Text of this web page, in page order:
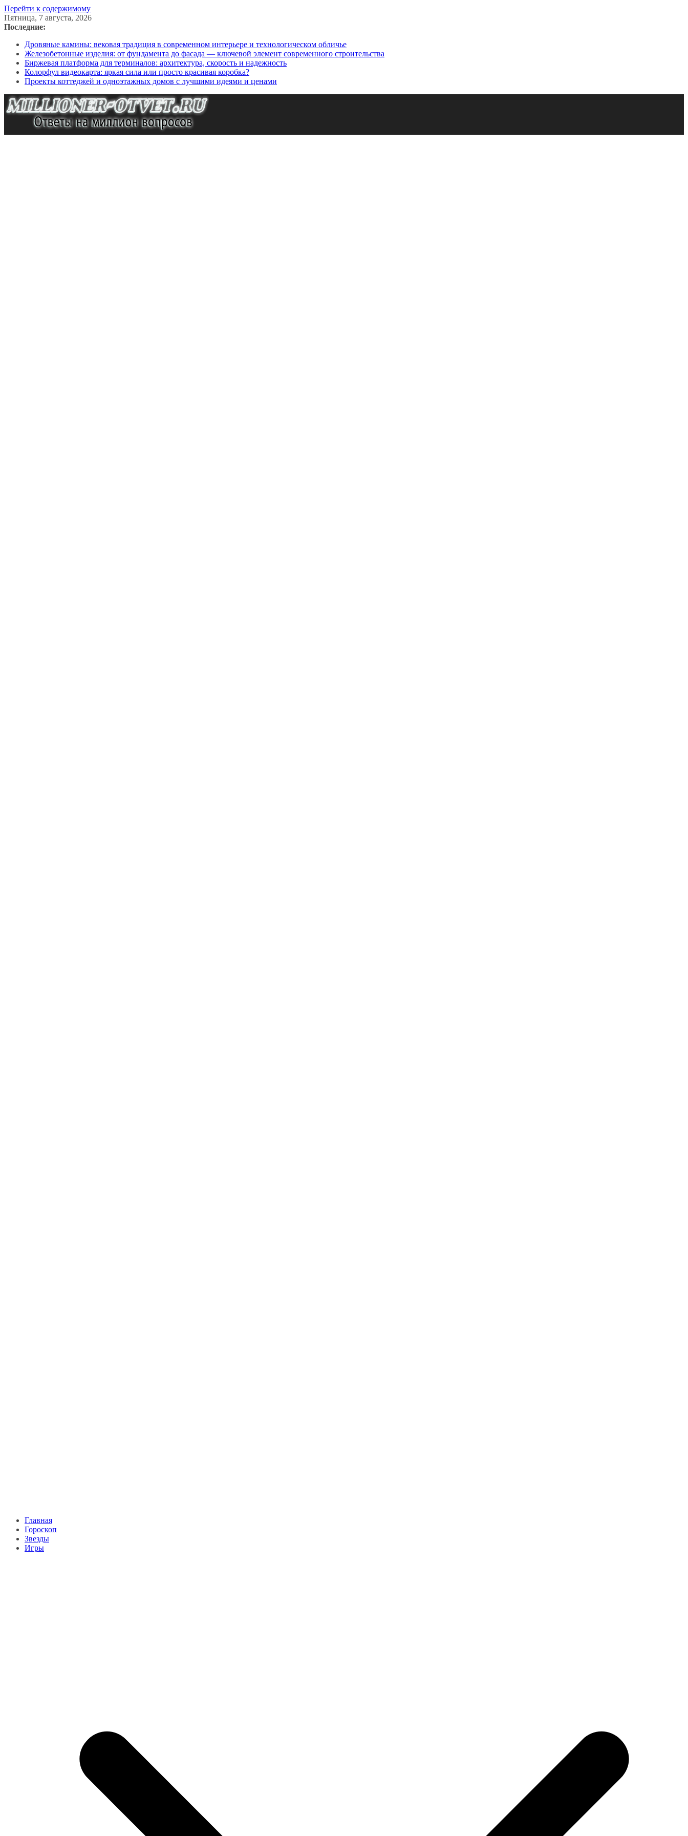
Перейти к содержимому
Пятница, 7 августа, 2026
Последние:
Дровяные камины: вековая традиция в современном интерьере и технологическом обличье
Железобетонные изделия: от фундамента до фасада — ключевой элемент современного строительства
Биржевая платформа для терминалов: архитектура, скорость и надежность
Колорфул видеокарта: яркая сила или просто красивая коробка?
Проекты коттеджей и одноэтажных домов с лучшими идеями и ценами
Главная
Гороскоп
Звезды
Игры